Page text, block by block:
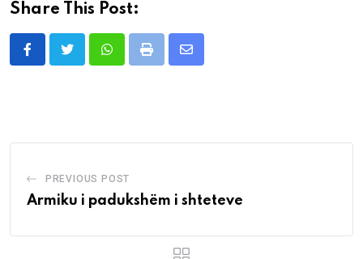
Share This Post:
WhatsappPrint
Share
PREVIOUS POST
Armiku i padukshëm i shteteve